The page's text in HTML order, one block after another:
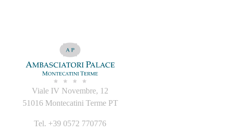
Viale IV Novembre, 12
51016 Montecatini Terme PT
Tel. +39 0572 770776